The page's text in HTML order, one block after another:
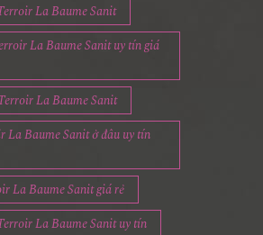
La Baume Sanit
La Baume Sanit uy tín giá
La Baume Sanit
La Baume Sanit ở đâu uy tín
La Baume Sanit giá rẻ
La Baume Sanit uy tín